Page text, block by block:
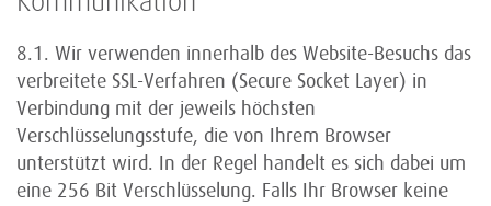
8.1. Wir verwenden innerhalb des Website-Besuchs das
verbreitete SSL-Verfahren (Secure Socket Layer) in
Verbindung mit der jeweils höchsten
Verschlüsselungsstufe, die von Ihrem Browser
unterstützt wird. In der Regel handelt es sich dabei um
eine 256 Bit Verschlüsselung. Falls Ihr Browser keine